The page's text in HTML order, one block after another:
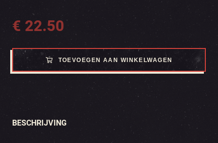
€ 22.50
TOEVOEGEN AAN WINKELWAGEN
BESCHRIJVING